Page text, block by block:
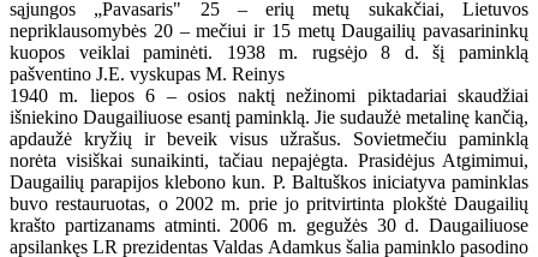
sąjungos „Pavasaris" 25 – erių metų sukakčiai, Lietuvos
nepriklausomybės 20 – mečiui ir 15 metų Daugailių pavasarininkų
kuopos veiklai paminėti. 1938 m. rugsėjo 8 d. šį paminklą
pašventino J.E. vyskupas M. Reinys
1940 m. liepos 6 – osios naktį nežinomi piktadariai skaudžiai
išniekino Daugailiuose esantį paminklą. Jie sudaužė metalinę kančią,
apdaužė kryžių ir beveik visus užrašus. Sovietmečiu paminklą
norėta visiškai sunaikinti, tačiau nepajėgta. Prasidėjus Atgimimui,
Daugailių parapijos klebono kun. P. Baltuškos iniciatyva paminklas
buvo restauruotas, o 2002 m. prie jo pritvirtinta plokštė Daugailių
krašto partizanams atminti. 2006 m. gegužės 30 d. Daugailiuose
apsilankęs LR prezidentas Valdas Adamkus šalia paminklo pasodino